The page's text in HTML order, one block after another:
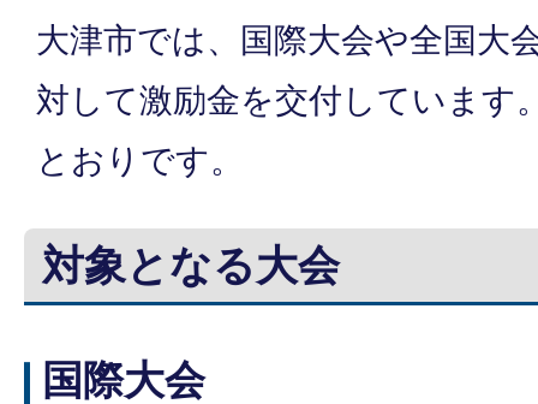
大津市では、国際大会や全国大
対して激励金を交付しています
とおりです。
対象となる大会
国際大会